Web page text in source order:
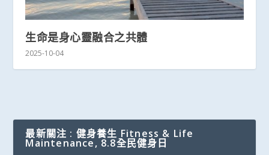
生命是身心靈融合之共體
2025-10-04
最新關注 : 健身養生 Fitness & Life
Maintenance, 8.8全民健身日